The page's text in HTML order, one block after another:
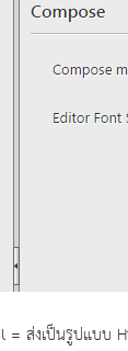
ส่งเป็นรูปแบบ